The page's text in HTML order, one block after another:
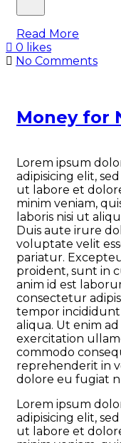
Read More
0 likes
No Comments
Money for
Lorem ipsum
adipisicing elit,
ut labore et
minim veniam,
laboris nisi ut
Duis aute irure
voluptate velit
pariatur.
proident, sunt in
anim id est
consectetur
tempor
aliqua. Ut enim
exercitation
commodo
reprehenderit in
dolore eu fugiat
Lorem ipsum
adipisicing elit,
ut labore et